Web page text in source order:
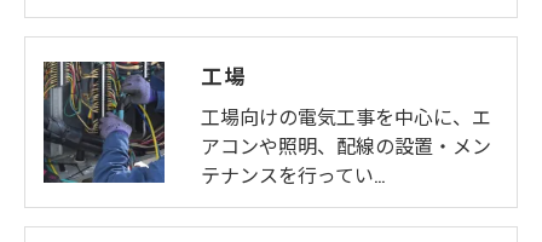
工場
工場向けの電気工事を中心に、エ
アコンや照明、配線の設置・メン
テナンスを行ってい…